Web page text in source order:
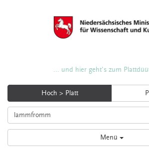
... und hier geht's zum
Hoch > Platt
Menü